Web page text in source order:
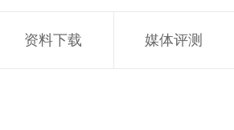
资料下载 媒体评测